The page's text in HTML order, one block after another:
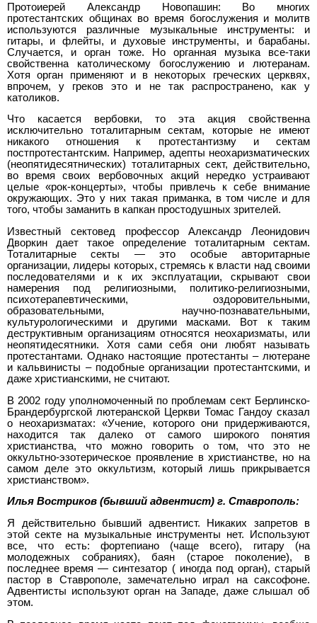
Протоиерей Александр Новопашин: Во многих
протестантских общинах во время богослужения и молитв
используются различные музыкальные инструменты: и
гитары, и флейты, и духовые инструменты, и барабаны.
Случается, и орган тоже. Но органная музыка все-таки
свойственна католическому богослужению и лютеранам.
Хотя орган применяют и в некоторых греческих церквях,
впрочем, у греков это и не так распространено, как у
католиков.
Что касается вербовки, то эта акция свойственна
исключительно тоталитарным сектам, которые не имеют
никакого отношения к протестантизму и сектам
постпротестантским. Например, адепты неохаризматических
(неопятидесятнических) тоталитарных сект, действительно,
во время своих вербовочных акций нередко устраивают
целые «рок-концерты», чтобы привлечь к себе внимание
окружающих. Это у них такая приманка, в том числе и для
того, чтобы заманить в капкан простодушных зрителей.
Известный сектовед профессор Александр Леонидович
Дворкин дает такое определение тоталитарным сектам.
Тоталитарные секты — это особые авторитарные
организации, лидеры которых, стремясь к власти над своими
последователями и к их эксплуатации, скрывают свои
намерения под религиозными, политико-религиозными,
психотерапевтическими, оздоровительными,
образовательными, научно-познавательными,
культурологическими и другими масками. Вот к таким
деструктивным организациям относятся неохаризматы, или
неопятидесятники. Хотя сами себя они любят называть
протестантами. Однако настоящие протестанты – лютеране
и кальвинисты – подобные организации протестантскими, и
даже христианскими, не считают.
В 2002 году уполномоченный по проблемам сект Берлинско-
Брандербургской лютеранской Церкви Томас Гандоу сказал
о неохаризматах: «Учение, которого они придерживаются,
находится так далеко от самого широкого понятия
христианства, что можно говорить о том, что это не
оккультно-эзотерическое проявление в христианстве, но на
самом деле это оккультизм, который лишь прикрывается
христианством».
Илья Востриков (бывший адвентист) г. Ставрополь:
Я действительно бывший адвентист. Никаких запретов в
этой секте на музыкальные инструменты нет. Используют
все, что есть: фортепиано (чаще всего), гитару (на
молодежных собраниях), баян (старое поколение), в
последнее время — синтезатор ( иногда под орган), старый
пастор в Ставрополе, замечательно играл на саксофоне.
Адвентисты используют орган на Западе, даже слышал об
этом.